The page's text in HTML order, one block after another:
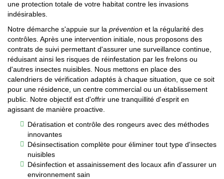
une protection totale de votre habitat contre les invasions
indésirables.
Notre démarche s'appuie sur la prévention et la régularité des
contrôles. Après une intervention initiale, nous proposons des
contrats de suivi permettant d'assurer une surveillance continue,
réduisant ainsi les risques de réinfestation par les frelons ou
d'autres insectes nuisibles. Nous mettons en place des
calendriers de vérification adaptés à chaque situation, que ce soit
pour une résidence, un centre commercial ou un établissement
public. Notre objectif est d'offrir une tranquillité d'esprit en
agissant de manière proactive.
Dératisation et contrôle des rongeurs avec des méthodes
innovantes
Désinsectisation complète pour éliminer tout type d'insectes
nuisibles
Désinfection et assainissement des locaux afin d'assurer un
environnement sain